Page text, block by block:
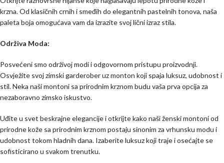
krzna. Od klasičnih crnih i smeđih do elegantnih pastelnih tonova, naša
paleta boja omogućava vam da izrazite svoj lični izraz stila.
Održiva Moda:
Posvećeni smo održivoj modi i odgovornom pristupu proizvodnji.
Osvježite svoj zimski garderober uz monton koji spaja luksuz, udobnost i
stil. Neka naši montoni sa prirodnim krznom budu vaša prva opcija za
nezaboravno zimsko iskustvo.
Uđite u svet beskrajne elegancije i otkrijte kako naši ženski montoni od
prirodne kože sa prirodnim krznom postaju sinonim za vrhunsku modu i
udobnost tokom hladnih dana. Izaberite luksuz koji traje i osećajte se
sofisticirano u svakom trenutku.